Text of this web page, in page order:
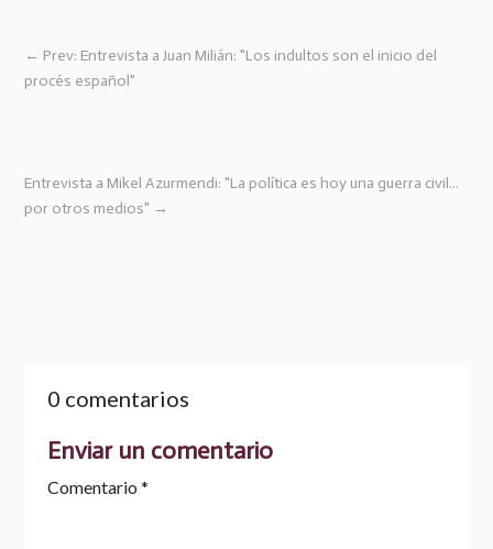
← Prev: Entrevista a Juan Milián: "Los indultos son el inicio del
procés español"
Entrevista a Mikel Azurmendi: "La política es hoy una guerra civil...
por otros medios" →
0 comentarios
Enviar un comentario
Comentario *